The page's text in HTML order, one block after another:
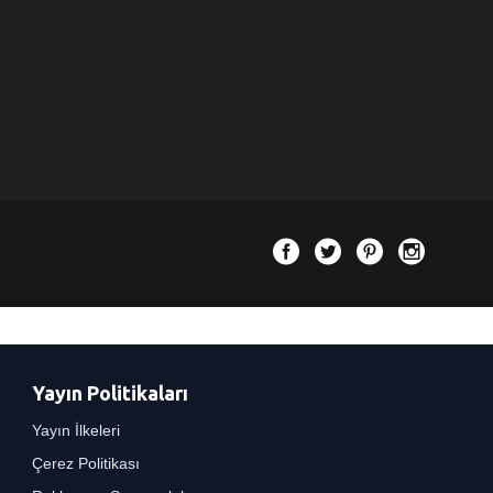
Yayın Politikaları
Yayın İlkeleri
Çerez Politikası